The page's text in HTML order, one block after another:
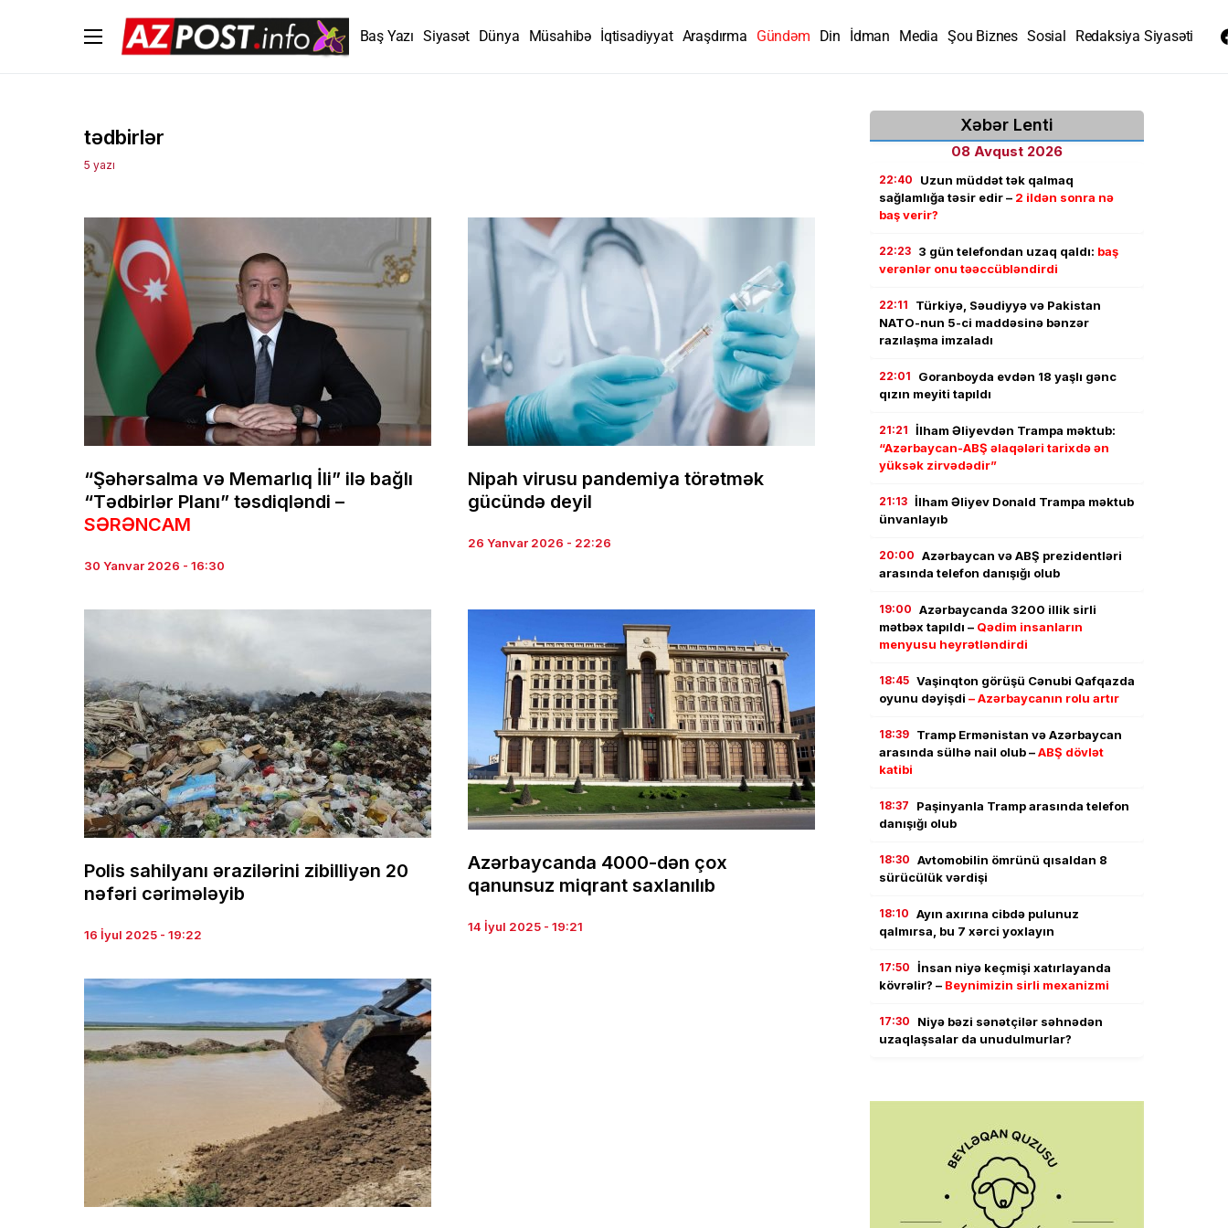
Baş Yazı Siyasət Dünya Müsahibə İqtisadiyyat Araşdırma Gündəm Din İdman Media Şou Biznes Sosial Redaksiya Siyasəti
tədbirlər
5 yazı
“Şəhərsalma və Memarlıq İli” ilə bağlı
“Tədbirlər Planı” təsdiqləndi –
SƏRƏNCAM
30 Yanvar 2026 - 16:30
Nipah virusu pandemiya törətmək
gücündə deyil
26 Yanvar 2026 - 22:26
Polis sahilyanı ərazilərini zibilliyən 20
nəfəri cərimələyib
16 İyul 2025 - 19:22
Azərbaycanda 4000-dən çox
qanunsuz miqrant saxlanılıb
14 İyul 2025 - 19:21
Xəbər Lenti
08 Avqust 2026
22:40
Uzun müddət tək qalmaq
sağlamlığa təsir edir – 2 ildən sonra nə
baş verir?
22:23 3 gün telefondan uzaq qaldı: baş
verənlər onu təəccübləndirdi
22:11
Türkiyə, Səudiyyə və Pakistan
NATO-nun 5-ci maddəsinə bənzər
razılaşma imzaladı
22:01
Goranboyda evdən 18 yaşlı gənc
qızın meyiti tapıldı
21:21 İlham Əliyevdən Trampa məktub:
“Azərbaycan-ABŞ əlaqələri tarixdə ən
yüksək zirvədədir”
21:13 İlham Əliyev Donald Trampa məktub
ünvanlayıb
20:00 Azərbaycan və ABŞ prezidentləri
arasında telefon danışığı olub
19:00 Azərbaycanda 3200 illik sirli
mətbəx tapıldı – Qədim insanların
menyusu heyrətləndirdi
18:45 Vaşinqton görüşü Cənubi Qafqazda
oyunu dəyişdi – Azərbaycanın rolu artır
18:39 Tramp Ermənistan və Azərbaycan
arasında sülhə nail olub –ABŞ dövlət
katibi
18:37
Paşinyanla Tramp arasında telefon
danışığı olub
18:30 Avtomobilin ömrünü qısaldan 8
sürücülük vərdişi
18:10 Ayın axırına cibdə pulunuz
qalmırsa, bu 7 xərci yoxlayın
17:50 İnsan niyə keçmişi xatırlayanda
kövrəlir? – Beynimizin sirli mexanizmi
17:30
Niyə bəzi sənətçilər səhnədən
uzaqlaşsalar da unudulmurlar?